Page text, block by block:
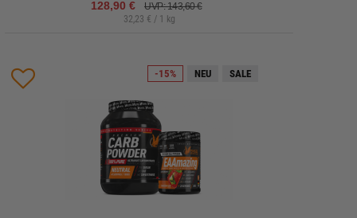
128,90 €
UVP: 143,60 €
32,23 € / 1 kg
Protein Isolat, Casein, Ei-Protein, Milchprotein und
Details
Produkt vergleichen
-15% NEU SALE